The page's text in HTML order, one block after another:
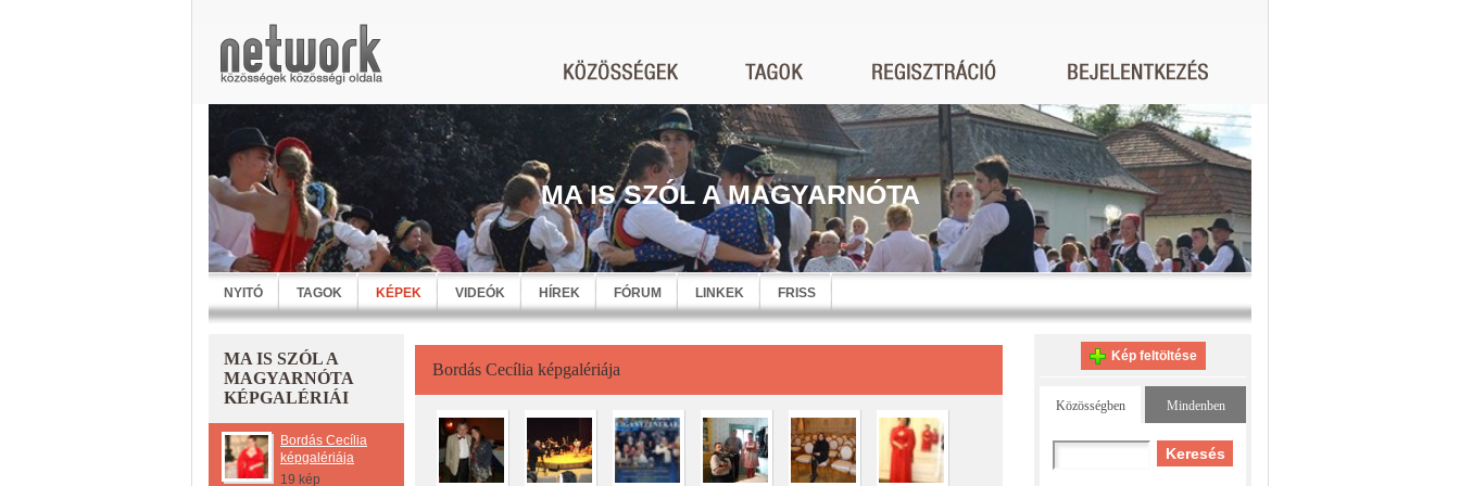
MA IS SZÓL A MAGYARNÓTA
NYITÓ TAGOK KÉPEK VIDEÓK HÍREK FÓRUM LINKEK FRISS
MA IS SZÓL A
MAGYARNÓTA
KÉPGALÉRIÁI
Bordás Cecília
képgalériája
19 kép
Bordás Cecília képgalériája
Kép feltöltése
Közösségben Mindenben